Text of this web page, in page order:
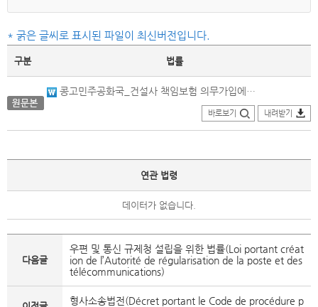
* 굵은 글씨로 표시된 파일이 최신버전입니다.
구분 법률
콩고민주공화국_건설사 책임보험 의무가입에 관한 특별법_원문본(1974.07.10.제정).docx
바로보기 내려받기
연관 법령
데이터가 없습니다.
다음글
우편 및 통신 규제청 설립을 위한 법률(Loi portant créat
ion de l’Autorité de régularisation de la poste et des
télécommunications)
형사소송법전(Décret portant le Code de procédure p